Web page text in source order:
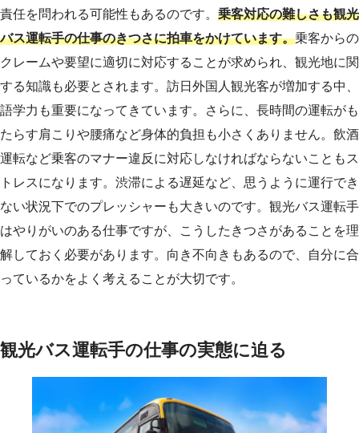
責任を問われる可能性もあるのです。 乗客対応の難しさも観光
バス運転手の仕事のきつさに拍車をかけています。乗客からの
クレームや要望に適切に対応することが求められ、観光地に関
する知識も必要とされます。訪日外国人観光客が増加する中、
語学力も重要になってきています。
さらに、長時間の運転がも
たらす肩こりや腰痛など身体的負担も小さくありません。飲酒
運転など乗客のマナー違反に対応しなければならないこともス
トレスになります。渋滞による遅延など、思うように運行でき
ない状況下でのプレッシャーも大きいのです。 観光バス運転手
はやりがいのある仕事ですが、こうしたきつさがあることを理
解しておく必要があります。向き不向きもあるので、自分に合
っているかをよく考えることが大切です。
観光バス運転手の仕事の実態に迫る